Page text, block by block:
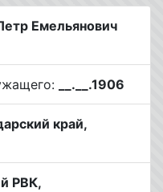
Емельянович
__.__.1906
край,
РВК,